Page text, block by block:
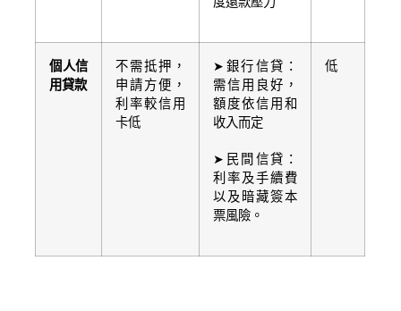
個人信
用貸款
不需抵押，
申請方便，
利率較信用
卡低
➤銀行信貸：
需信用良好，
額度依信用和
收入而定
➤民間信貸：
利率及手續費
以及暗藏簽本
票風險。
低